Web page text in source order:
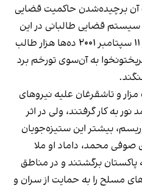
آن برچیده‌شدن حاکمیت قضایی
سیستم قضایی طالبانی در این
مناطق بود. این شخص پس از ۱۱ سپتامبر ۲۰۰۱ ده‌ها هزار طالب
به آن‌سوی تورخم برد
و‌ تاشقرغان علیه نیروهای
به کار گرفتند، ولی در اثر
بیشتر این ستیزه‌جویان
صوفی محمد، داماد او ملا
پاکستان برگشتند و در مناطق
مسلح را به حمایت از سران و